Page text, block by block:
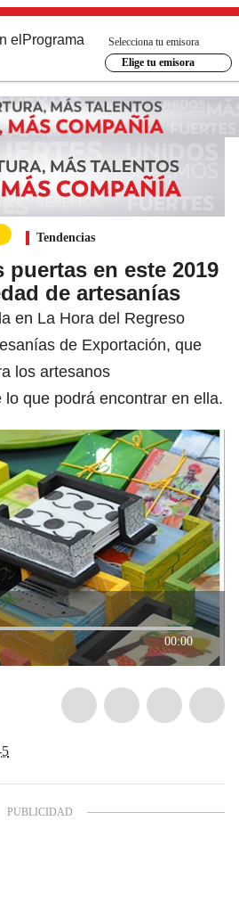
el Programa
Selecciona tu emisora
Elige tu emisora
Tendencias
puertas en este 2019
de artesanías
en La Hora del Regreso
de Exportación, que
los artesanos
que podrá encontrar en ella.
00:00